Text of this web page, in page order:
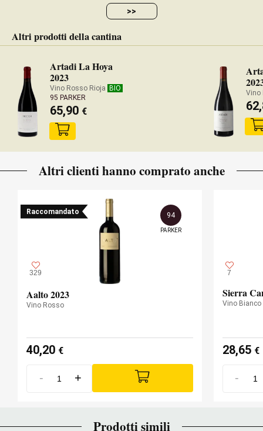
>>
Altri prodotti della cantina
Artadi La Hoya
2023
Vino Rosso Rioja BIO
95 PARKER
65,90 €
Vino
Altri clienti hanno comprato anche
Raccomandato
329
94
PARKER
Aalto 2023
Vino Rosso
40,20 €
- +
7
Sierra
Vino Bianco
28,65 €
-
Prodotti simili